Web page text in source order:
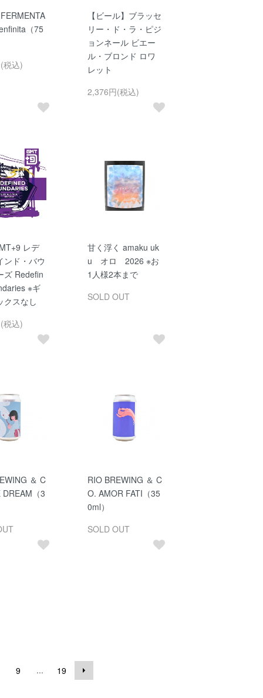
（75
税込)
【ビール】ブラッセ
リー・ド・ラ・ピジ
ョンネール ビエー
ル・ブロンド ロワ
レット
2,376円(税込)
レデ
ンド・バウ
ズ Redefin
※ギ
クスなし
税込)
甘く浮く amaku uk
u オロ 2026 ※お
1人様2本まで
SOLD OUT
＆ C
DREAM（3
RIO BREWING ＆ C
O. AMOR FATI（35
0ml）
SOLD OUT
9 ... 19